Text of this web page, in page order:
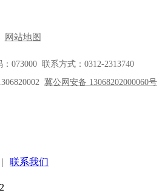
|
联系我们